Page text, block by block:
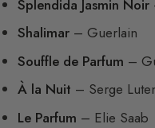
Splendida Jasmin Noir
Shalimar – Guerlain
Souffle de Parfum –
À la Nuit – Serge
Le Parfum – Elie Saab